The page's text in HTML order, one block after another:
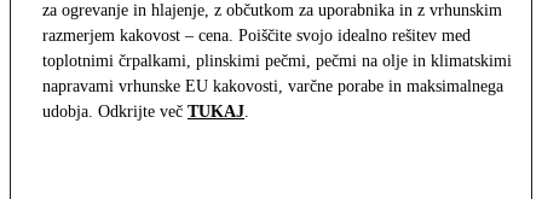
za ogrevanje in hlajenje, z občutkom za uporabnika in z vrhunskim
razmerjem kakovost – cena. Poiščite svojo idealno rešitev med
toplotnimi črpalkami, plinskimi pečmi, pečmi na olje in klimatskimi
napravami vrhunske EU kakovosti, varčne porabe in maksimalnega
udobja. Odkrijte več TUKAJ.